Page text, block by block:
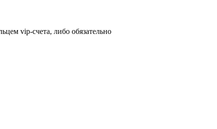
vip-счета, либо обязательно